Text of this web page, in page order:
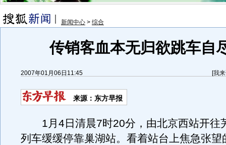
新闻中心 > 综合
传销客血本无归欲跳车自
2007年01月06日11:45 [我
来源：东方早报
1月4日清晨7时20分，由北京西站开往
列车缓缓停靠巢湖站。看着站台上焦急张望